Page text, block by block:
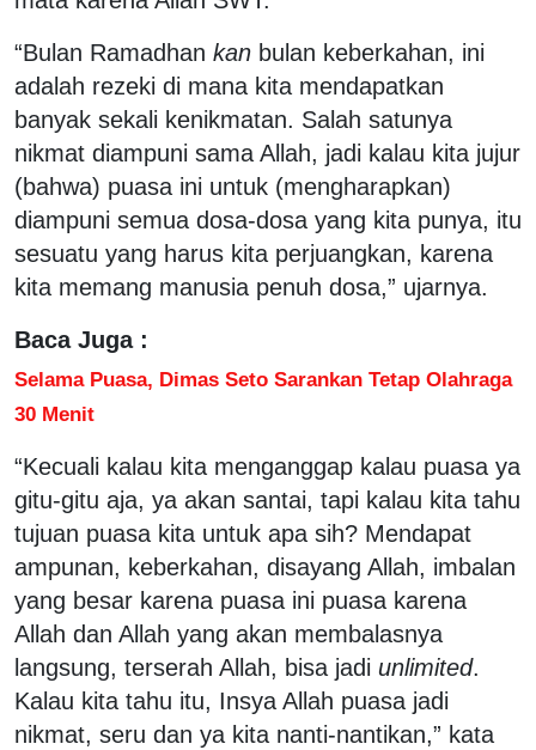
“Bulan Ramadhan kan bulan keberkahan, ini
adalah rezeki di mana kita mendapatkan
banyak sekali kenikmatan. Salah satunya
nikmat diampuni sama Allah, jadi kalau kita jujur
(bahwa) puasa ini untuk (mengharapkan)
diampuni semua dosa-dosa yang kita punya, itu
sesuatu yang harus kita perjuangkan, karena
kita memang manusia penuh dosa,” ujarnya.
Baca Juga :
Selama Puasa, Dimas Seto Sarankan Tetap Olahraga
30 Menit
“Kecuali kalau kita menganggap kalau puasa ya
gitu-gitu aja, ya akan santai, tapi kalau kita tahu
tujuan puasa kita untuk apa sih? Mendapat
ampunan, keberkahan, disayang Allah, imbalan
yang besar karena puasa ini puasa karena
Allah dan Allah yang akan membalasnya
langsung, terserah Allah, bisa jadi unlimited.
Kalau kita tahu itu, Insya Allah puasa jadi
nikmat, seru dan ya kita nanti-nantikan,” kata